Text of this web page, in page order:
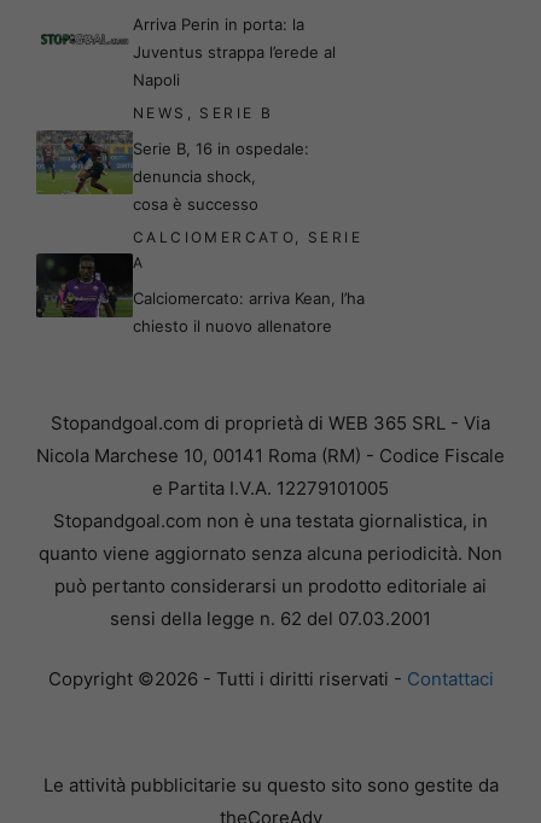
Arriva Perin in porta: la
Juventus strappa l’erede al
Napoli
NEWS , SERIE B
Serie B, 16 in ospedale:
denuncia shock,
cosa è successo
CALCIOMERCATO, SERIE
A
Calciomercato: arriva Kean, l’ha
chiesto il nuovo allenatore
Stopandgoal.com di proprietà di WEB 365 SRL - Via
Nicola Marchese 10, 00141 Roma (RM) - Codice Fiscale
e Partita I.V.A. 12279101005
Stopandgoal.com non è una testata giornalistica, in
quanto viene aggiornato senza alcuna periodicità. Non
può pertanto considerarsi un prodotto editoriale ai
sensi della legge n. 62 del 07.03.2001
Copyright ©2026 - Tutti i diritti riservati - Contattaci
Le attività pubblicitarie su questo sito sono gestite da
theCoreAdv